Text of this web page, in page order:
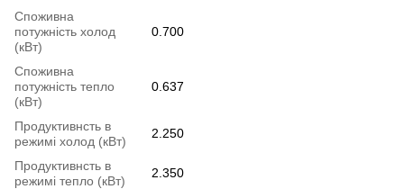
Споживна
потужність холод
(кВт)
0.700
Споживна
потужність тепло
(кВт)
0.637
Продуктивнсть в
режимі холод (кВт)
2.250
Продуктивнсть в
режимі тепло (кВт)
2.350